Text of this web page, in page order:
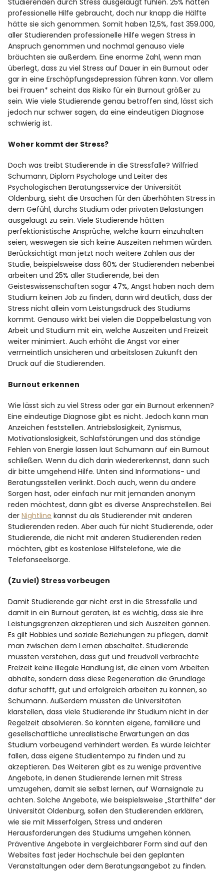
Studierenden durch Stress ausgelaugt fühlen. 25% hätten
professionelle Hilfe gebraucht, doch nur knapp die Hälfte
hätte sie sich genommen. Somit haben 12,5%, fast 359.000,
aller Studierenden professionelle Hilfe wegen Stress in
Anspruch genommen und nochmal genauso viele
bräuchten sie außerdem. Eine enorme Zahl, wenn man
überlegt, dass zu viel Stress auf Dauer in ein Burnout oder
gar in eine Erschöpfungsdepression führen kann. Vor allem
bei Frauen* scheint das Risiko für ein Burnout größer zu
sein. Wie viele Studierende genau betroffen sind, lässt sich
jedoch nur schwer sagen, da eine eindeutigen Diagnose
schwierig ist.
Woher kommt der Stress?
Doch was treibt Studierende in die Stressfalle? Wilfried
Schumann, Diplom Psychologe und Leiter des
Psychologischen Beratungsservice der Universität
Oldenburg, sieht die Ursachen für den überhöhten Stress in
dem Gefühl, durchs Studium oder privaten Belastungen
ausgelaugt zu sein. Viele Studierende hätten
perfektionistische Ansprüche, welche kaum einzuhalten
seien, weswegen sie sich keine Auszeiten nehmen würden.
Berücksichtigt man jetzt noch weitere Zahlen aus der
Studie, beispielsweise dass 60% der Studierenden nebenbei
arbeiten und 25% aller Studierende, bei den
Geisteswissenschaften sogar 47%, Angst haben nach dem
Studium keinen Job zu finden, dann wird deutlich, dass der
Stress nicht allein vom Leistungsdruck des Studiums
kommt. Genauso wirkt bei vielen die Doppelbelastung von
Arbeit und Studium mit ein, welche Auszeiten und Freizeit
weiter minimiert. Auch erhöht die Angst vor einer
vermeintlich unsicheren und arbeitslosen Zukunft den
Druck auf die Studierenden.
Burnout erkennen
Wie lässt sich zu viel Stress oder gar ein Burnout erkennen?
Eine eindeutige Diagnose gibt es nicht. Jedoch kann man
Anzeichen feststellen. Antriebslosigkeit, Zynismus,
Motivationslosigkeit, Schlafstörungen und das ständige
Fehlen von Energie lassen laut Schumann auf ein Burnout
schließen. Wenn du dich darin wiedererkennst, dann such
dir bitte umgehend Hilfe. Unten sind Informations- und
Beratungsstellen verlinkt. Doch auch, wenn du andere
Sorgen hast, oder einfach nur mit jemanden anonym
reden möchtest, dann gibt es diverse Ansprechstellen. Bei
derNightline kannst du als Studierender mit anderen
Studierenden reden. Aber auch für nicht Studierende, oder
Studierende, die nicht mit anderen Studierenden reden
möchten, gibt es kostenlose Hilfstelefone, wie die
Telefonseelsorge.
(Zu viel) Stress vorbeugen
Damit Studierende gar nicht erst in die Stressfalle und
damit in ein Burnout geraten, ist es wichtig, dass sie ihre
Leistungsgrenzen akzeptieren und sich Auszeiten gönnen.
Es gilt Hobbies und soziale Beziehungen zu pflegen, damit
man zwischen dem Lernen abschaltet. Studierende
müssten verstehen, dass gut und freudvoll verbrachte
Freizeit keine illegale Handlung ist, die einen vom Arbeiten
abhalte, sondern dass diese Regeneration die Grundlage
dafür schafft, gut und erfolgreich arbeiten zu können, so
Schumann. Außerdem müssten die Universitäten
klarstellen, dass viele Studierende ihr Studium nicht in der
Regelzeit absolvieren. So könnten eigene, familiäre und
gesellschaftliche unrealistische Erwartungen an das
Studium vorbeugend verhindert werden. Es würde leichter
fallen, dass eigene Studientempo zu finden und zu
akzeptieren. Des Weiteren gibt es zu wenige präventive
Angebote, in denen Studierende lernen mit Stress
umzugehen, damit sie selbst lernen, auf Warnsignale zu
achten. Solche Angebote, wie beispielsweise „Starthilfe“ der
Universität Oldenburg, sollen den Studierenden erklären,
wie sie mit Misserfolgen, Stress und anderen
Herausforderungen des Studiums umgehen können.
Präventive Angebote in vergleichbarer Form sind auf den
Websites fast jeder Hochschule bei den geplanten
Veranstaltungen oder dem Beratungsangebot zu finden.